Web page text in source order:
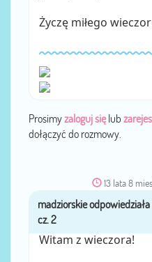
Życzę miłego
Prosimyzaloguj sięlub
dołączyć do rozmowy.
13 lata 8
przez
Witam z wieczora!